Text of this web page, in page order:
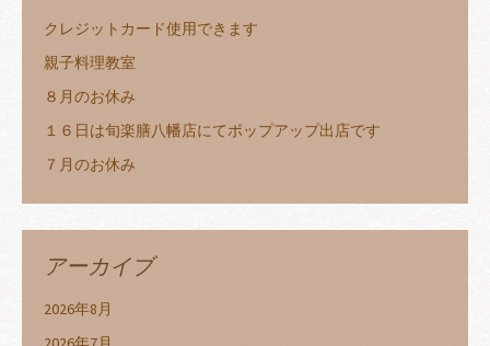
クレジットカード使用できます
親子料理教室
８月のお休み
１６日は旬楽膳八幡店にてポップアップ出店です
７月のお休み
アーカイブ
2026年8月